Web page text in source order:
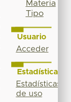
Materia
Tipo
Usuario
Acceder
Estadísticas
Estadísticas
de uso